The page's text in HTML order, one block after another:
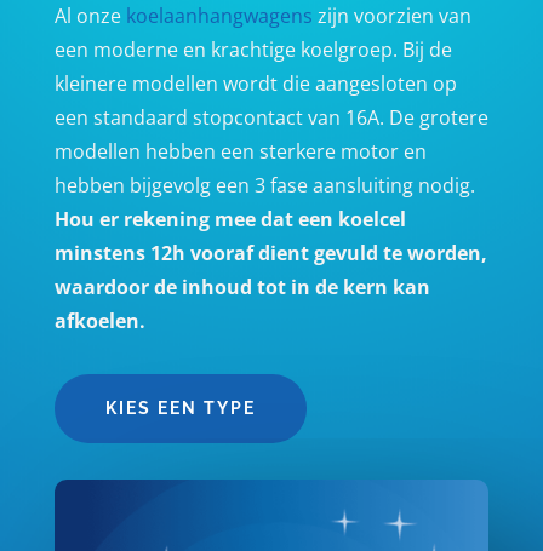
Al onze koelaanhangwagens zijn voorzien van
een moderne en krachtige koelgroep. Bij de
kleinere modellen wordt die aangesloten op
een standaard stopcontact van 16A. De grotere
modellen hebben een sterkere motor en
hebben bijgevolg een 3 fase aansluiting nodig.
Hou er rekening mee dat een koelcel
minstens 12h vooraf dient gevuld te worden,
waardoor de inhoud tot in de kern kan
afkoelen.
KIES EEN TYPE